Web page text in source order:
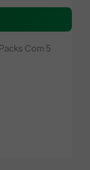
Com 5